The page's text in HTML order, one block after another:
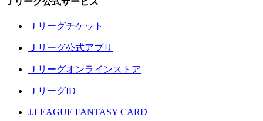
Ｊリーグチケット
Ｊリーグ公式アプリ
Ｊリーグオンラインストア
ＪリーグID
J.LEAGUE FANTASY CARD